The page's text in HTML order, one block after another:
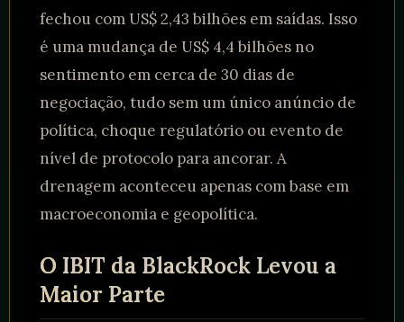
fechou com US$ 2,43 bilhões em saídas. Isso
é uma mudança de US$ 4,4 bilhões no
sentimento em cerca de 30 dias de
negociação, tudo sem um único anúncio de
política, choque regulatório ou evento de
nível de protocolo para ancorar. A
drenagem aconteceu apenas com base em
macroeconomia e geopolítica.
O IBIT da BlackRock Levou a
Maior Parte